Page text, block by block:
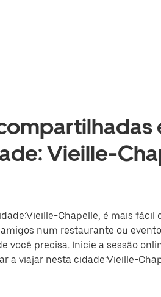
Vieille-
Chapelle, é mais fácil
num restaurante ou
você precisa. Inicie a sessão
a viajar nesta cidade:Vieille-